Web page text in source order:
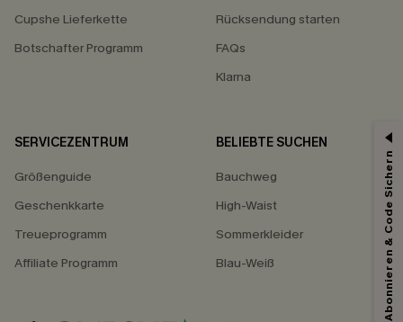
Cupshe Lieferkette
Botschafter Programm
Rücksendung starten
FAQs
Klarna
SERVICEZENTRUM
Größenguide
Geschenkkarte
Treueprogramm
Affiliate Programm
BELIEBTE SUCHEN
Bauchweg
High-Waist
Sommerkleider
Blau-Weiß
Abonnieren & Code Sichern